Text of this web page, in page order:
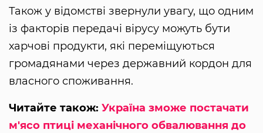
Також у відомстві звернули увагу, що одним
із факторів передачі вірусу можуть бути
харчові продукти, які переміщуються
громадянами через державний кордон для
власного споживання.
Читайте також: Україна зможе постачати
м'ясо птиці механічного обвалювання до